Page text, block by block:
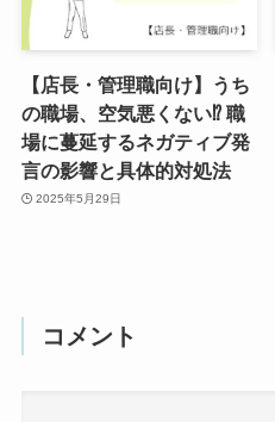
【店長・管理職向け】うち
の職場、空気悪くない⁉ 職
場に蔓延するネガティブ発
言の影響と具体的対処法
2025年5月29日
コメント